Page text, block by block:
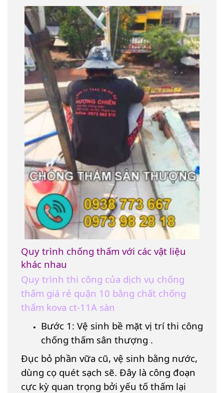
Quy trình chống thấm với các vật liệu
khác nhau
Quy trình thi công của dịch vụ chống
thấm giá rẻ quận 10 bằng chất chống
thấm kova ct-11A sàn
Bước 1: Vệ sinh bề mặt vị trí thi công
chống thấm sân thượng .
Đục bỏ phần vữa cũ, vệ sinh bằng nước,
dùng cọ quét sạch sẽ. Đây là công đoạn
cực kỳ quan trọng bởi yếu tố thấm lại